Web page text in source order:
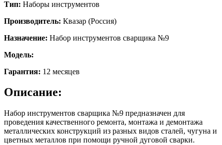
Тип: Наборы инструментов
Производитель: Квазар (Россия)
Назначение: Набор инструментов сварщика №9
Модель:
Гарантия: 12 месяцев
Описание:
Набор инструментов сварщика №9 предназначен для
проведения качественного ремонта, монтажа и демонтажа
металлических конструкций из разных видов сталей, чугуна и
цветных металлов при помощи ручной дуговой сварки.